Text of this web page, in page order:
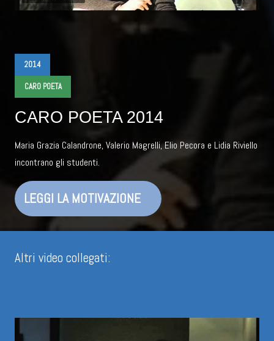
2014
CARO POETA
CARO POETA 2014
Maria Grazia Calandrone, Valerio Magrelli, Elio Pecora e Lidia Riviello
incontrano gli studenti.
LEGGI LA MOTIVAZIONE
Altri video collegati: